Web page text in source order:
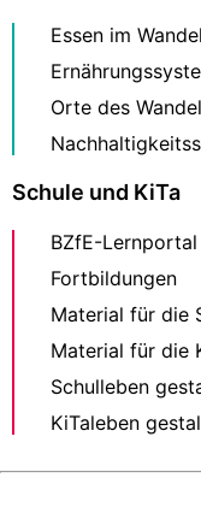
Essen im Wandel
Orte des
Schule und KiTa
BZfE-Lernportal
Fortbildungen
Material für die
Material für die
Schulleben
KiTaleben